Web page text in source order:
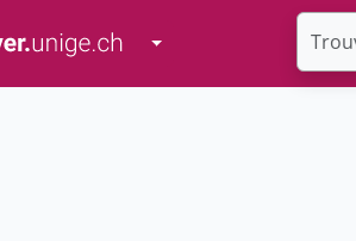
Toggle Dropdown